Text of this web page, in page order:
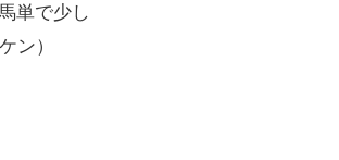
単で少し
ン）